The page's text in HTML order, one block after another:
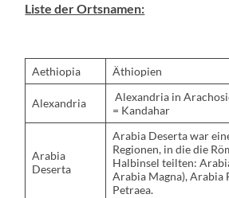
Liste der Ortsnamen:
Aethiopia Äthiopien
Alexandria
Alexandria in
= Kandahar
Arabia
Deserta
Arabia Deserta war
Regionen, in die die
Halbinsel teilten:
Arabia Magna), Arabia
Petraea.